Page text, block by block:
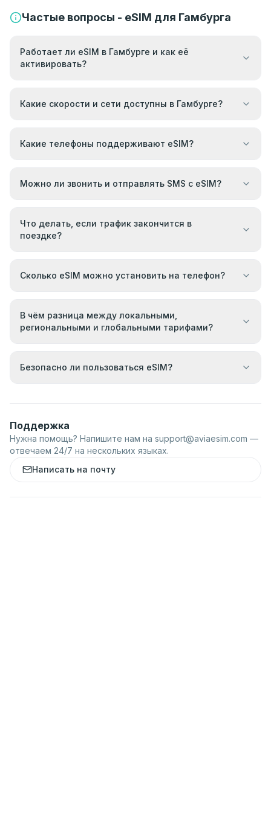
Частые вопросы - eSIM для Гамбурга
Работает ли eSIM в Гамбурге и как её
активировать?
Какие скорости и сети доступны в Гамбурге?
Какие телефоны поддерживают eSIM?
Можно ли звонить и отправлять SMS с eSIM?
Что делать, если трафик закончится в
поездке?
Сколько eSIM можно установить на телефон?
В чём разница между локальными,
региональными и глобальными тарифами?
Безопасно ли пользоваться eSIM?
Поддержка
Нужна помощь? Напишите нам на support@aviaesim.com —
отвечаем 24/7 на нескольких языках.
Написать на почту